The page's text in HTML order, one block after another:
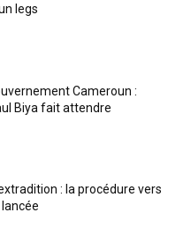
legs
Cameroun :
Biya fait attendre
: la procédure vers
lancée